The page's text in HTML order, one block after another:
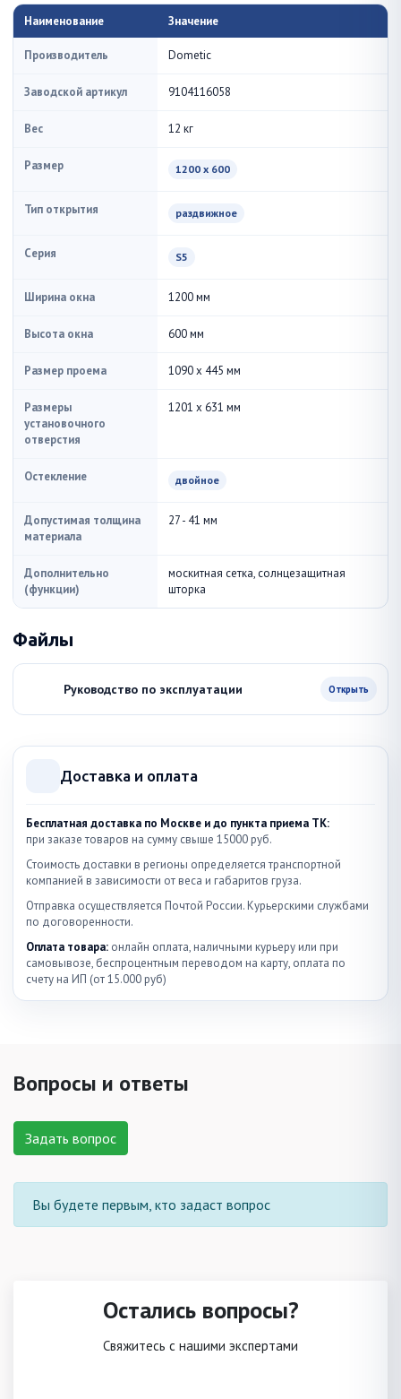
Наименование Значение
Производитель Dometic
Заводской артикул 9104116058
Вес 12 кг
Размер 1200 x 600
Тип открытия раздвижное
Серия S5
Ширина окна 1200 мм
Высота окна 600 мм
Размер проема 1090 x 445 мм
Размеры
установочного
отверстия
1201 x 631 мм
Остекление двойное
Допустимая толщина
материала
27 - 41 мм
Дополнительно
(функции)
москитная сетка, солнцезащитная
шторка
Файлы
Руководство по эксплуатации Открыть
Доставка и оплата
Бесплатная доставка по Москве и до пункта приема ТК:
при заказе товаров на сумму свыше 15000 руб.
Стоимость доставки в регионы определяется транспортной
компанией в зависимости от веса и габаритов груза.
Отправка осуществляется Почтой России. Курьерскими службами
по договоренности.
Оплата товара: онлайн оплата, наличными курьеру или при
самовывозе, беспроцентным переводом на карту, оплата по
счету на ИП (от 15.000 руб)
Вопросы и ответы
Задать вопрос
Вы будете первым, кто задаст вопрос
Остались вопросы?
Свяжитесь с нашими экспертами